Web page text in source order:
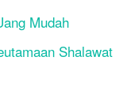
Mudah
Shalawat